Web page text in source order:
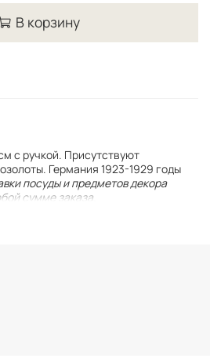
В корзину
с ручкой. Присутствуют
Германия 1923-1929 годы
посуды и предметов декора
сумме заказа.
выбрать
Все важные для вас нюансы по
перед покупкой.